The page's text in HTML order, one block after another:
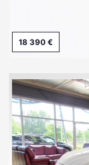
18 390 €